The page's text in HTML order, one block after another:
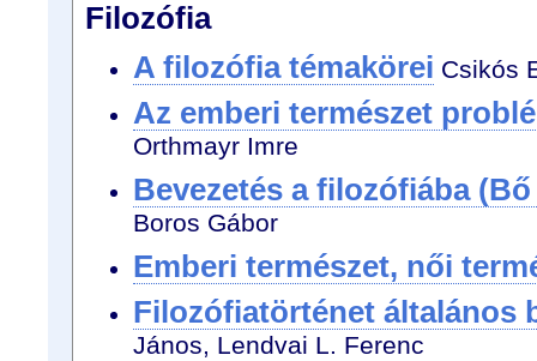
Filozófia
A filozófia témakörei Csikós
Az emberi természet
Orthmayr Imre
Bevezetés a filozófiába
Boros Gábor
Emberi természet, női
Filozófiatörténet általános
János, Lendvai L. Ferenc